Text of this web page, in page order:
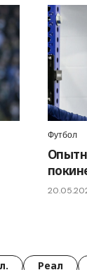
Футбол
Реал